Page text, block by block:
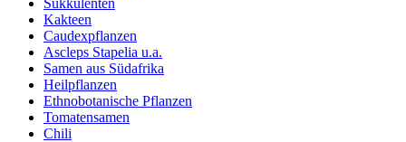
Kakteen
Caudexpflanzen
Ascleps Stapelia u.a.
Samen aus Südafrika
Heilpflanzen
Ethnobotanische Pflanzen
Tomatensamen
Chili